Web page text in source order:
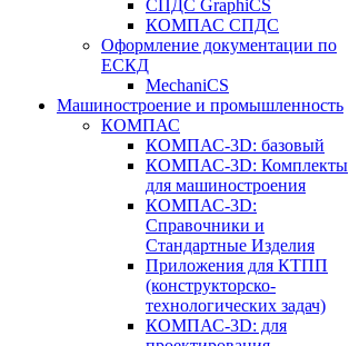
СПДС GraphiCS
КОМПАС СПДС
Оформление документации по
ЕСКД
MechaniCS
Машиностроение и промышленность
КОМПАС
КОМПАС-3D: базовый
КОМПАС-3D: Комплекты
для машиностроения
КОМПАС-3D:
Справочники и
Стандартные Изделия
Приложения для КТПП
(конструкторско-
технологических задач)
КОМПАС-3D: для